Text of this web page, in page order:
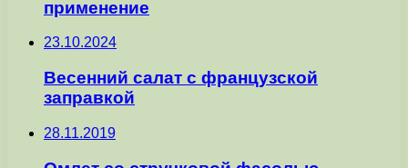
применение
23.10.2024
Весенний салат с французской
заправкой
28.11.2019